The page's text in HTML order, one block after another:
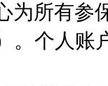
所有参
。个人